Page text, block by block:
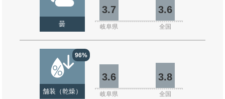
曇
3.7 3.6
岐阜県 全国
96%
舗装（乾燥）
3.6 3.8
岐阜県 全国